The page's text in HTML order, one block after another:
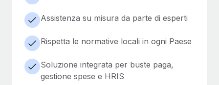
Assistenza su misura da parte di esperti
Rispetta le normative locali in ogni Paese
Soluzione integrata per buste paga,
gestione spese e HRIS